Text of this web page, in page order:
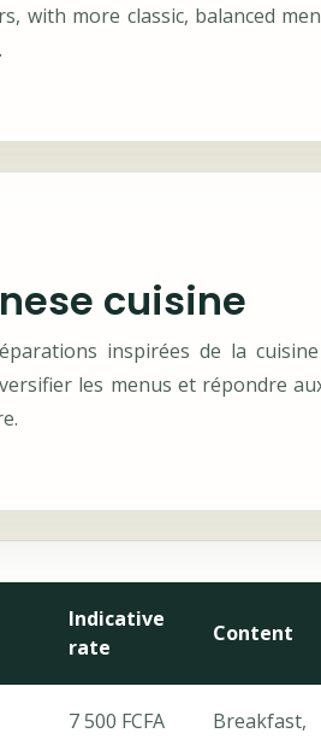
with more classic, balanced
cuisine
inspirées de la
les menus et répondre
Indicative
rate
Content
7 500 FCFA